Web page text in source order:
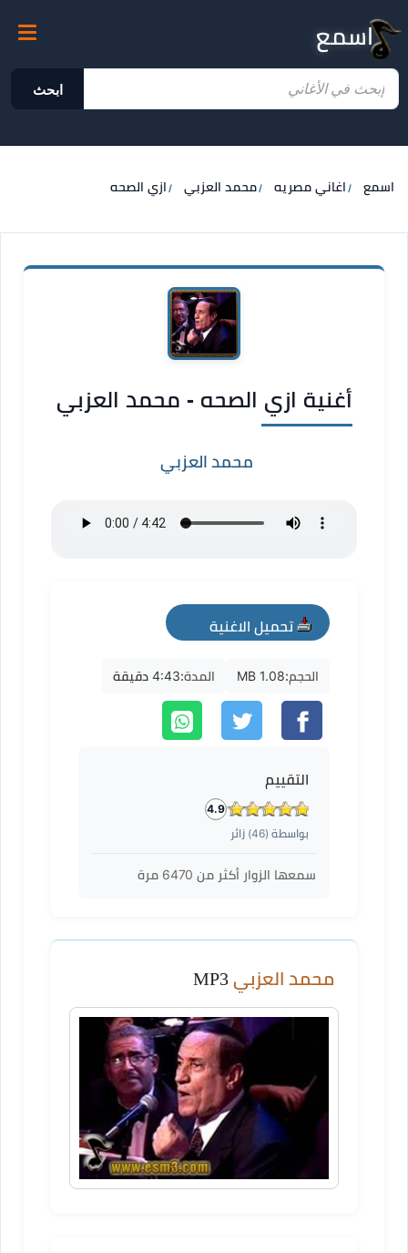
اسمع
ابحث
اسمع اغاني مصريه محمد العزبي ازي الصحه
أغنية ازي الصحه - محمد العزبي
محمد العزبي
تحميل الاغنية
mp3
الحجم:1.08 MB المدة:4:43 دقيقة
التقييم
4.9
بواسطة (46) زائر
سمعها الزوار أكثر من 6470 مرة
محمد العزبي